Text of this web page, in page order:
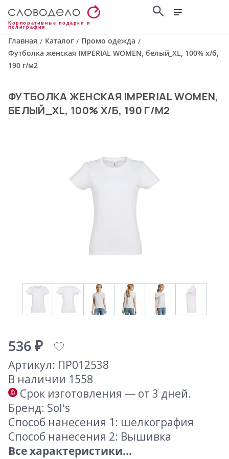
Корпоративные подарки и
полиграфия
Главная / Каталог / Промо одежда /
Футболка женская IMPERIAL WOMEN, белый_XL, 100% х/б,
190 г/м2
ФУТБОЛКА ЖЕНСКАЯ IMPERIAL WOMEN,
БЕЛЫЙ_XL, 100% Х/Б, 190 Г/М2
536 ₽
Артикул: ПР012538
В наличии 1558
Срок изготовления — от 3 дней.
Бренд: Sol's
Способ нанесения 1: шелкография
Способ нанесения 2: Вышивка
Все характеристики...